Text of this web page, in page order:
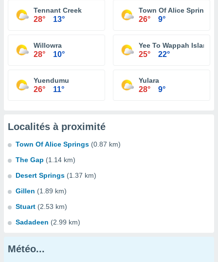
Tennant Creek
28° 13°
Town Of Alice Springs
26° 9°
Willowra
28° 10°
Yee To Wappah Island
25° 22°
Yuendumu
26° 11°
Yulara
28° 9°
Localités à proximité
Town Of Alice Springs (0.87 km)
The Gap (1.14 km)
Desert Springs (1.37 km)
Gillen (1.89 km)
Stuart (2.53 km)
Sadadeen (2.99 km)
Météo...